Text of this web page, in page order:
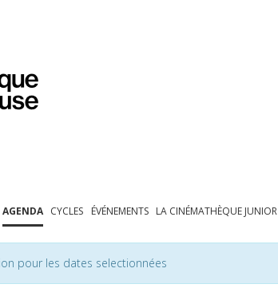
AGENDA CYCLES ÉVÉNEMENTS LA CINÉMATHÈQUE JUNIOR
pour les dates selectionnées